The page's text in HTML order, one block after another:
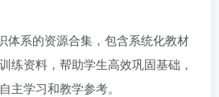
体系的资源合集，包含系统化教材
练资料，帮助学生高效巩固基础，
主学习和教学参考。